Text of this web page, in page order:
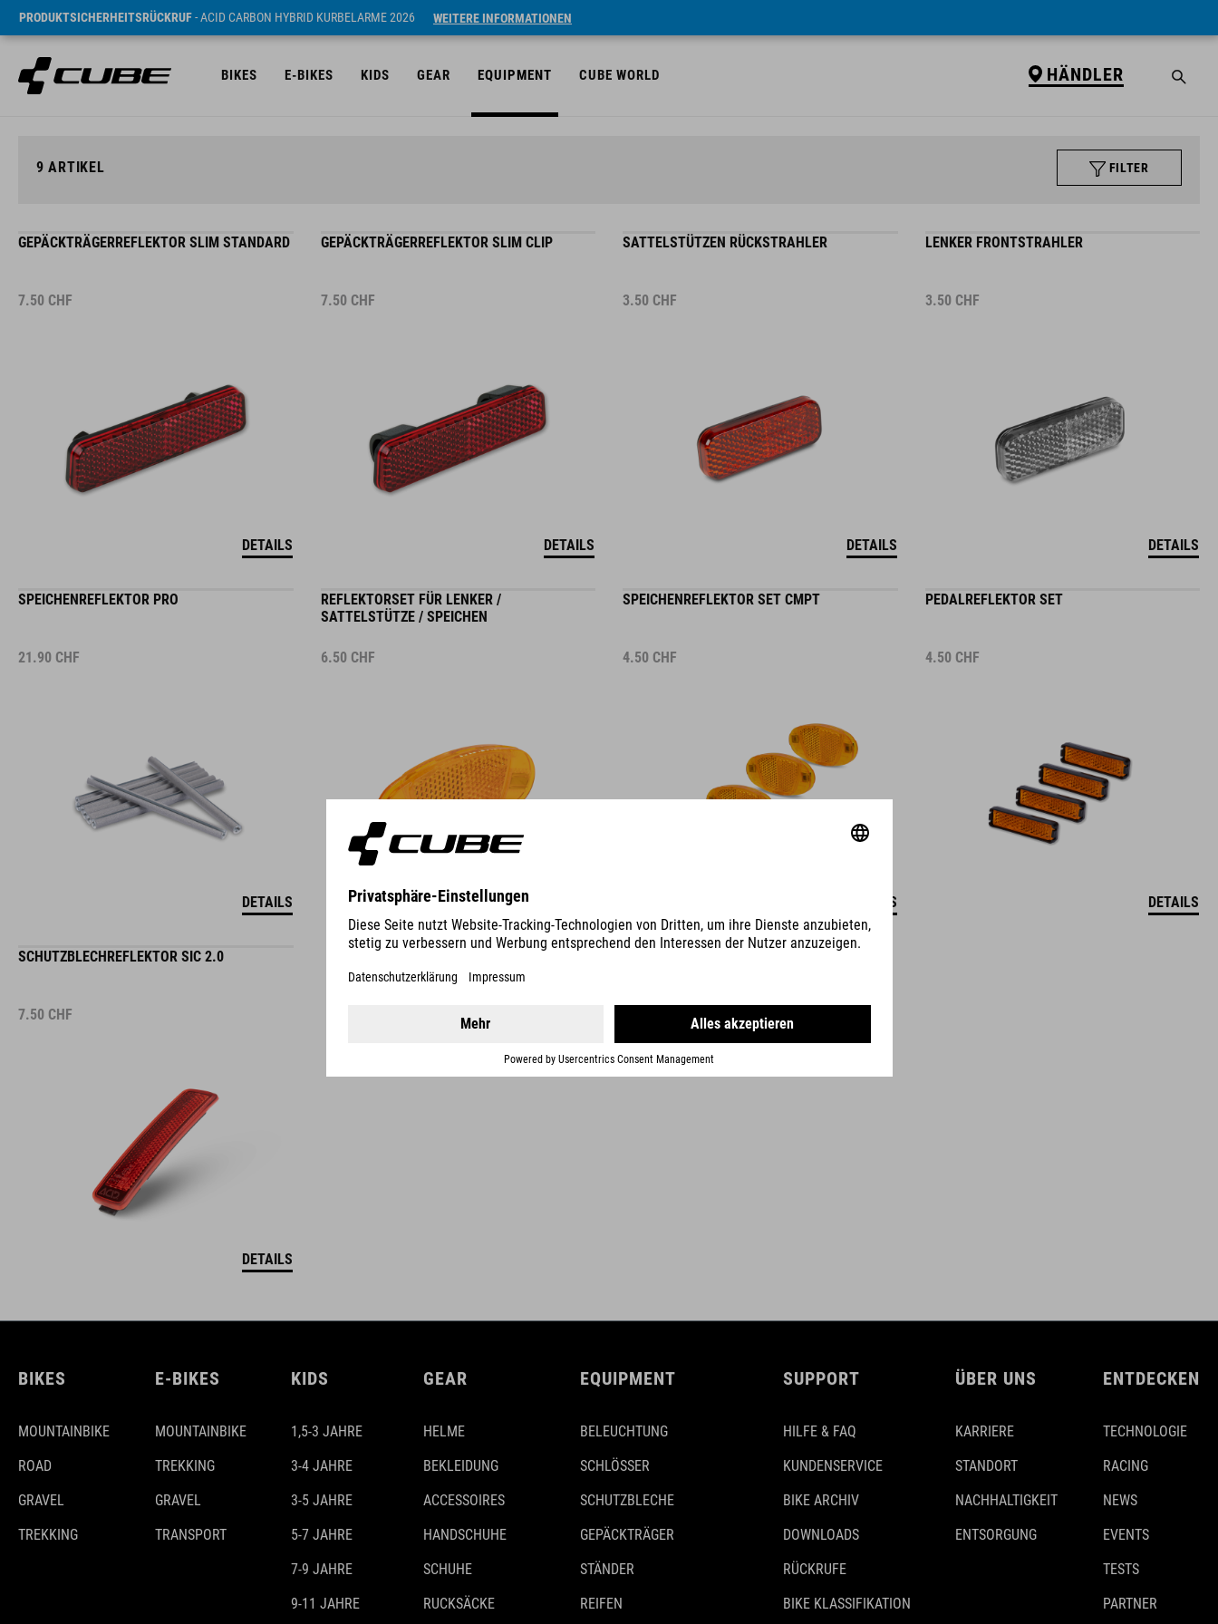
PRODUKTSICHERHEITSRÜCKRUF- ACID CARBON HYBRID KURBELARME 2026 WEITERE INFORMATIONEN
BIKES E-BIKES KIDS GEAR EQUIPMENT CUBE WORLD HÄNDLER
9 ARTIKEL FILTER
GEPÄCKTRÄGERREFLEKTOR SLIM STANDARD
7.50 CHF
DETAILS
GEPÄCKTRÄGERREFLEKTOR SLIM CLIP
7.50 CHF
DETAILS
SATTELSTÜTZEN RÜCKSTRAHLER
3.50 CHF
DETAILS
LENKER FRONTSTRAHLER
3.50 CHF
DETAILS
SPEICHENREFLEKTOR PRO
21.90 CHF
DETAILS
REFLEKTORSET FÜR LENKER /
SATTELSTÜTZE / SPEICHEN
6.50 CHF
SPEICHENREFLEKTOR SET CMPT
4.50 CHF
DETAILS
PEDALREFLEKTOR SET
4.50 CHF
DETAILS
SCHUTZBLECHREFLEKTOR SIC 2.0
7.50 CHF
DETAILS
BIKES
MOUNTAINBIKE
ROAD
GRAVEL
TREKKING
E-BIKES
MOUNTAINBIKE
TREKKING
GRAVEL
TRANSPORT
KIDS
1,5-3 JAHRE
3-4 JAHRE
3-5 JAHRE
5-7 JAHRE
7-9 JAHRE
9-11 JAHRE
GEAR
HELME
BEKLEIDUNG
ACCESSOIRES
HANDSCHUHE
SCHUHE
RUCKSÄCKE
EQUIPMENT
BELEUCHTUNG
SCHLÖSSER
SCHUTZBLECHE
GEPÄCKTRÄGER
STÄNDER
REIFEN
SUPPORT
HILFE & FAQ
KUNDENSERVICE
BIKE ARCHIV
DOWNLOADS
RÜCKRUFE
BIKE KLASSIFIKATION
ÜBER UNS
KARRIERE
STANDORT
NACHHALTIGKEIT
ENTSORGUNG
ENTDECKEN
TECHNOLOGIE
RACING
NEWS
EVENTS
TESTS
PARTNER